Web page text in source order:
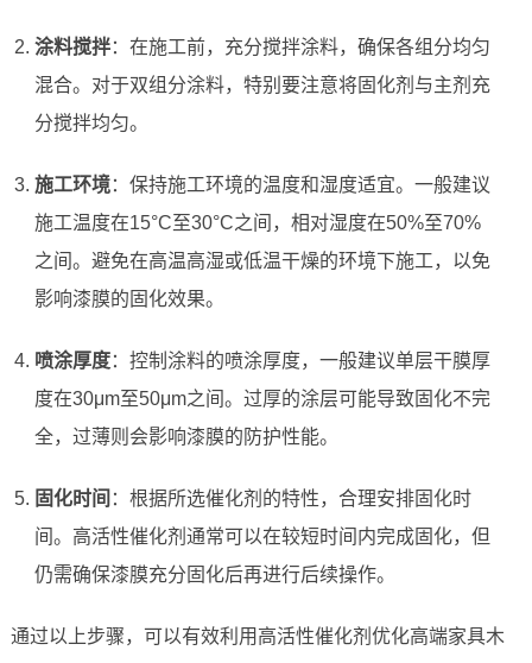
涂料搅拌：在施工前，充分搅拌涂料，确保各组分均匀
混合。对于双组分涂料，特别要注意将固化剂与主剂充
分搅拌均匀。
施工环境：保持施工环境的温度和湿度适宜。一般建议
施工温度在15°C至30°C之间，相对湿度在50%至70%
之间。避免在高温高湿或低温干燥的环境下施工，以免
影响漆膜的固化效果。
喷涂厚度：控制涂料的喷涂厚度，一般建议单层干膜厚
度在30μm至50μm之间。过厚的涂层可能导致固化不完
全，过薄则会影响漆膜的防护性能。
固化时间 ：根据所选催化剂的特性，合理安排固化时
间。高活性催化剂通常可以在较短时间内完成固化，但
仍需确保漆膜充分固化后再进行后续操作。
通过以上步骤，可以有效利用高活性催化剂优化高端家具木